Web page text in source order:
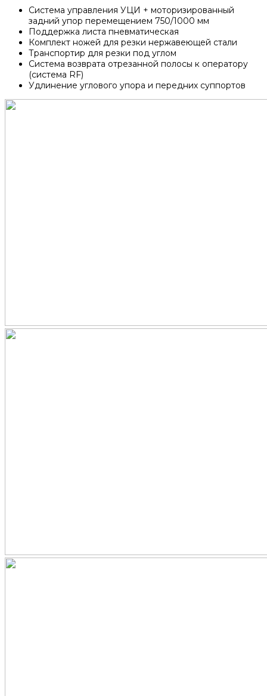
Система управления УЦИ + моторизированный
задний упор перемещением 750/1000 мм
Поддержка листа пневматическая
Комплект ножей для резки нержавеющей стали
Транспортир для резки под углом
Система возврата отрезанной полосы к оператору
(система RF)
Удлинение углового упора и передних суппортов